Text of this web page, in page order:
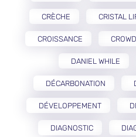
CRÈCHE CRISTAL
CROISSANCE
DANIEL WHILE
DÉCARBONATION
DÉVELOPPEMENT
DIAGNOSTIC